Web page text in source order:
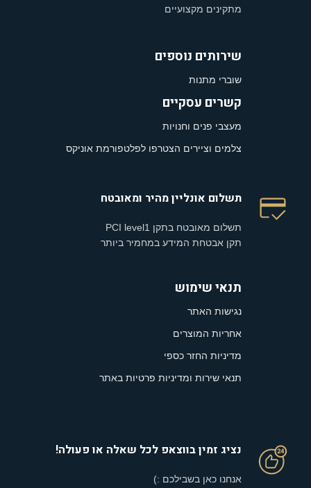
מתקינים מקצועיים
שירותים נוספים
שוברי מתנות
קשרים עסקיים
מעצבי פנים וחנויות
צלמים וציירים הצטרפו לפלטפורמת אוניקס
תשלום אונליין מהיר ומאובטח
תשלום מאובטח בתקן PCI level1
תקן אבטחת המידע במחמיר ביותר
תנאי שימוש
נגישות האתר
אחריות המוצרים
מדיניות החזר כספי
תנאי שירות ומדיניות פרטיות באתר
נציג זמין בווצאפ לכל שאלה או פעולה!
אנחנו כאן בשבילכם :)